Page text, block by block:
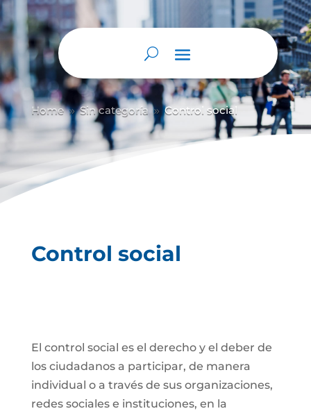
Home 9 Sin categoría 9 Control social
Control social
El control social es el derecho y el deber de
los ciudadanos a participar, de manera
individual o a través de sus organizaciones,
redes sociales e instituciones, en la